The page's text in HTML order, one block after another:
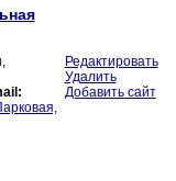
Редактировать
Удалить
Добавить сайт